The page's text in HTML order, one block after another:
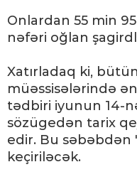
Onlardan 55 min
nəfəri oğlan
Xatırladaq ki,
müəssisələrində
tədbiri iyunun 14-
sözügedən tarix
edir. Bu səbəbdən
keçiriləcək.